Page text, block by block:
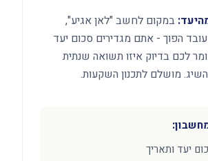
במקום לחשב "לאן אגיע",
הפוך - אתם מגדירים סכום יעד
לכם בדיוק איזו תשואה שנתית
מושלם לתכנון השקעות.
יעד ותאריך